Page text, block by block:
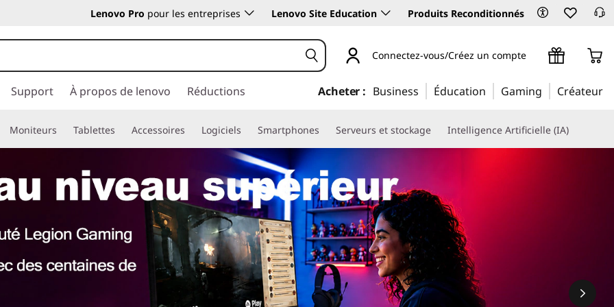
Lenovo Pro pour les entreprises Lenovo Site Education Produits Reconditionnés
Connectez-vous/Créez un compte
Support À propos de lenovo Réductions Acheter : Business Éducation Gaming Créateur
Moniteurs Tablettes Accessoires Logiciels Smartphones Serveurs et stockage Intelligence Artificielle (IA)